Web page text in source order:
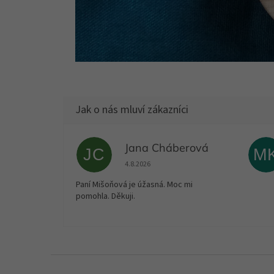
JC Jana Cháberová
Hodnocení obchodu je 5 z 5 hvězdiček.
4.8.2026
Paní Mišoňová je úžasná. Moc mi
pomohla. Děkuji.